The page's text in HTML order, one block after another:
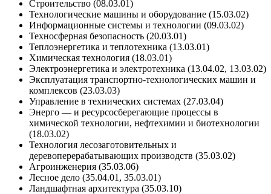
Строительство (08.03.01)
Технологические машины и оборудование (15.03.02)
Информационные системы и технологии (09.03.02)
Техносферная безопасность (20.03.01)
Теплоэнергетика и теплотехника (13.03.01)
Химическая технология (18.03.01)
Электроэнергетика и электротехника (13.04.02, 13.03.02)
Эксплуатация транспортно-технологических машин и
комплексов (23.03.03)
Управление в технических системах (27.03.04)
Энерго — и ресурсосберегающие процессы в
химической технологии, нефтехимии и биотехнологии
(18.03.02)
Технология лесозаготовительных и
деревоперерабатывающих производств (35.03.02)
Агроинженерия (35.03.06)
Лесное дело (35.04.01, 35.03.01)
Ландшафтная архитектура (35.03.10)